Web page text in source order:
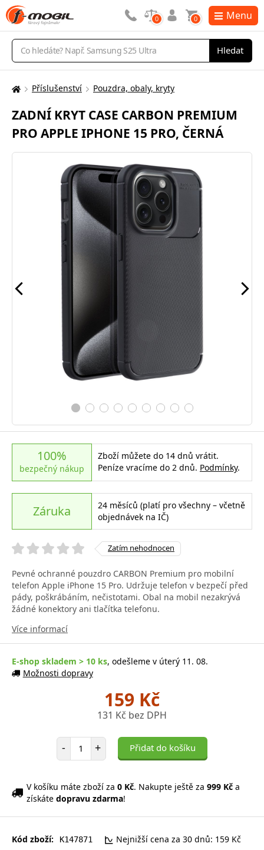
Vyhledávání
Hledat
0 0 Menu
Zde
nacházíte:
Příslušenství Pouzdra, obaly, kryty
ZADNÍ KRYT CASE CARBON PREMIUM
PRO APPLE IPHONE 15 PRO, ČERNÁ
100%
bezpečný nákup
Zboží můžete do 14 dnů vrátit.
Peníze vracíme do 2 dnů. Podmínky.
Záruka
24 měsíců (platí pro všechny – včetně
objednávek na IČ)
Zatím nehodnocen
Pevné ochranné pouzdro CARBON Premium pro mobilní
telefon Apple iPhone 15 Pro. Udržuje telefon v bezpečí před
pády, poškrábáním, nečistotami. Obal na mobil nezakrývá
žádné konektory ani tlačítka telefonu.
Více informací
E-shop skladem > 10 ks, odešleme v úterý 11. 08.
Možnosti dopravy
159 Kč
131 Kč bez DPH
- Počet položek
+ Přidat do košíku
V košíku máte zboží za 0 Kč. Nakupte ještě za 999 Kč a
získáte dopravu zdarma!
Kód zboží: K147871
Nejnižší cena za 30 dnů: 159 Kč